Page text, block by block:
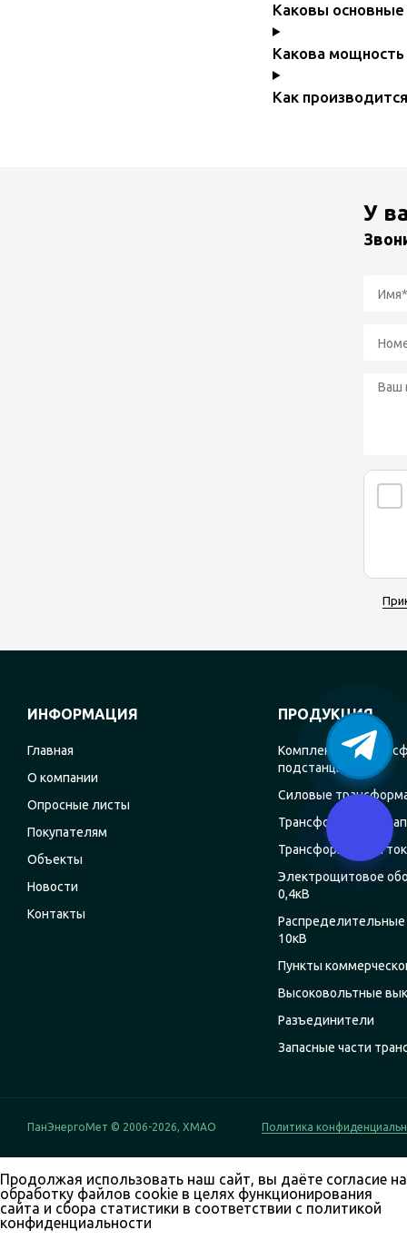
Каковы
Какова
Как
У
ИНФОРМАЦИЯ
Главная
О компании
Опросные листы
Покупателям
Объекты
Новости
Контакты
ПРОДУКЦИЯ
Комплектные
подстанции
Силовые
Трансформаторы
Трансформаторы
Электрощитовое
0,4кВ
Распределительные
10кВ
Пункты
Высоковольтные
Разъединители
Запасные части
ПанЭнергоМет © 2006-2026, ХМАО Политика
Продолжая использовать наш сайт, вы даёте согласие на
обработку файлов cookie в целях функционирования
сайта и сбора статистики в соответствии с политикой
конфиденциальности